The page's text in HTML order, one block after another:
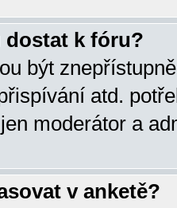
dostat k fóru?
být
atd.
moderátor a
v anketě?